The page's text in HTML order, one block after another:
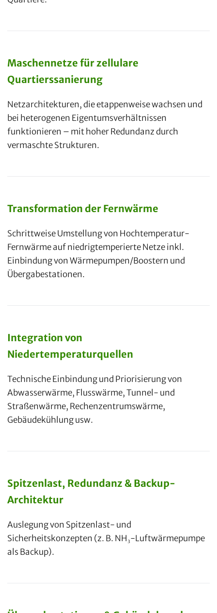
Maschennetze für zellulare
Quartierssanierung
Netzarchitekturen, die etappenweise wachsen und
bei heterogenen Eigentumsverhältnissen
funktionieren – mit hoher Redundanz durch
vermaschte Strukturen.
Transformation der Fernwärme
Schrittweise Umstellung von Hochtemperatur-
Fernwärme auf niedrigtemperierte Netze inkl.
Einbindung von Wärmepumpen/Boostern und
Übergabestationen.
Integration von
Niedertemperaturquellen
Technische Einbindung und Priorisierung von
Abwasserwärme, Flusswärme, Tunnel- und
Straßenwärme, Rechenzentrumswärme,
Gebäudekühlung usw.
Spitzenlast, Redundanz & Backup-
Architektur
Auslegung von Spitzenlast- und
Sicherheitskonzepten (z. B. NH₃-Luftwärmepumpe
als Backup).